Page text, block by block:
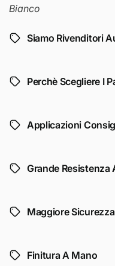
Bianco
Siamo Rivenditori
Perchè Scegliere I
Applicazioni
Grande Resistenza
Maggiore Sicurezza
Finitura A Mano